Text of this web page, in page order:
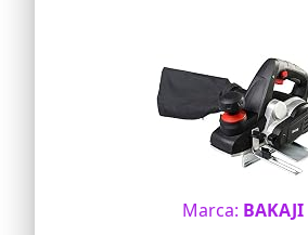
Marca: BAKAJI